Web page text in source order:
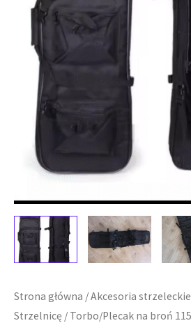
Strona główna /Akcesoria strzeleckie
Strzelnicę / Torbo/Plecak na broń